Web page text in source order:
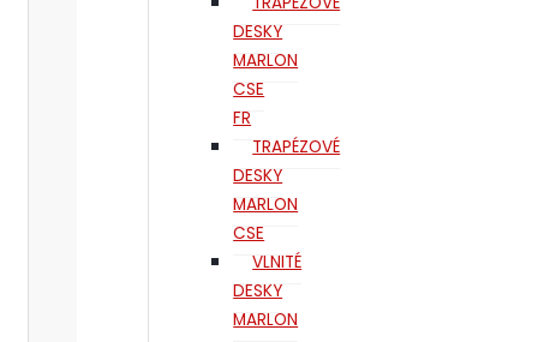
DESKY
MARLON
CSE
FR
TRAPÉZOVÉ
DESKY
MARLON
CSE
VLNITÉ
DESKY
MARLON